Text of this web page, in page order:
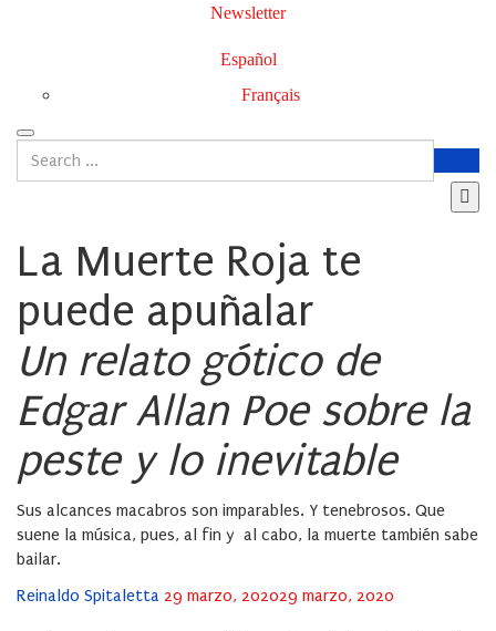
Newsletter
Español
Français
La Muerte Roja te
puede apuñalar
Un relato gótico de
Edgar Allan Poe sobre la
peste y lo inevitable
Sus alcances macabros son imparables. Y tenebrosos. Que
suene la música, pues, al fin y al cabo, la muerte también sabe
bailar.
Reinaldo Spitaletta Posted
29 marzo, 202029 marzo, 2020